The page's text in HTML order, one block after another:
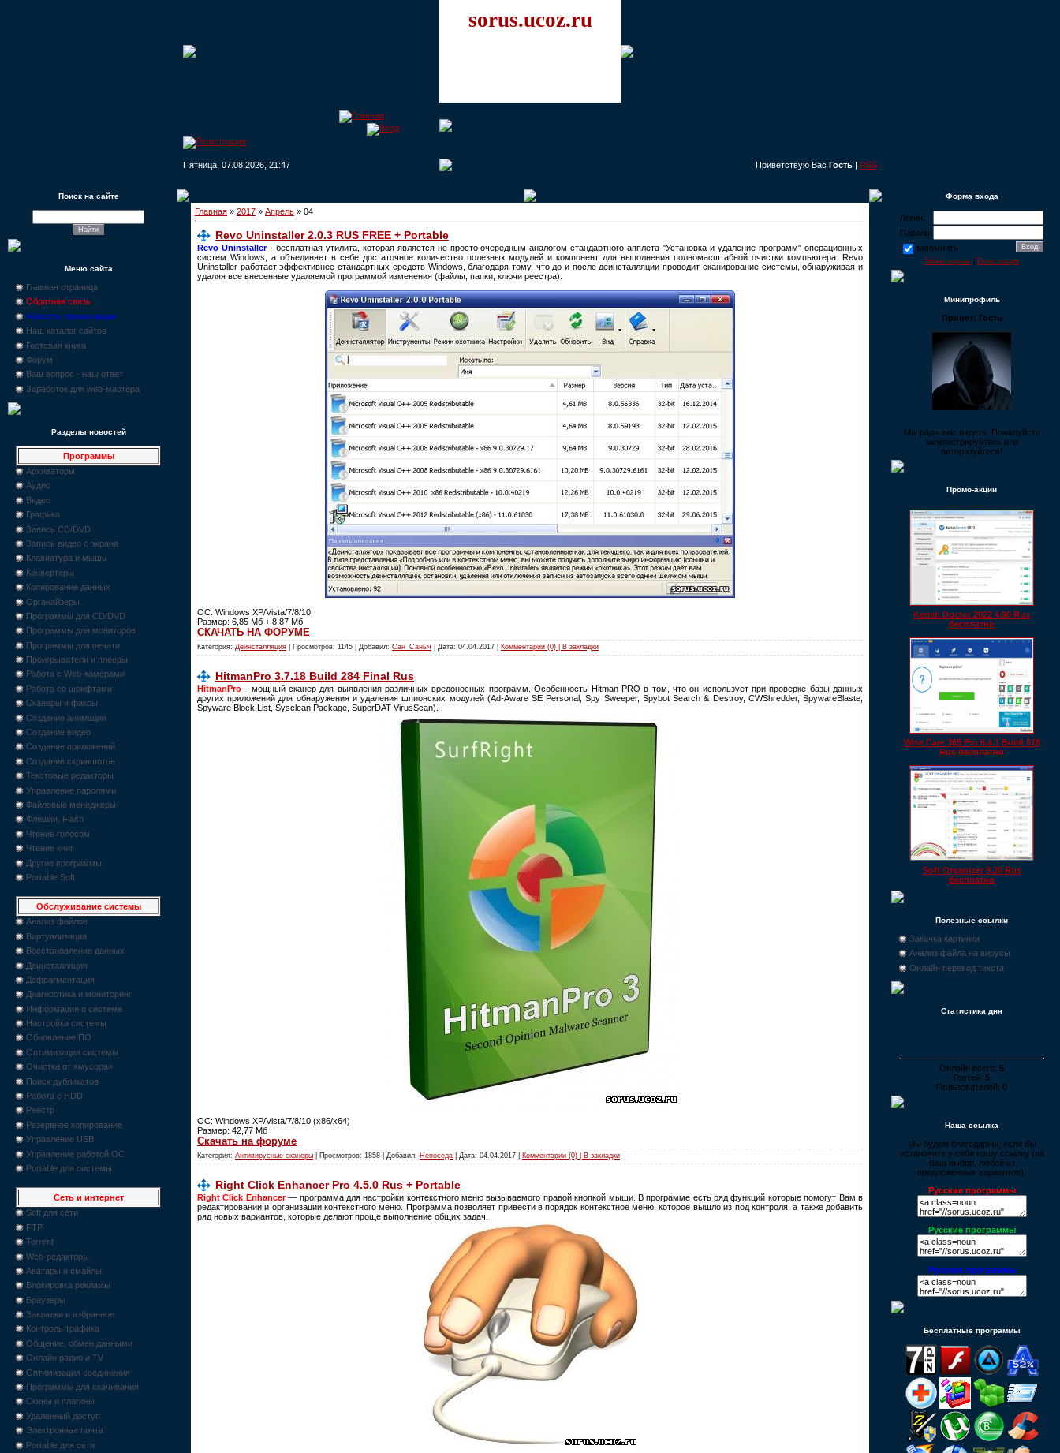
sorus.ucoz.ru
Пятница, 07.08.2026, 21:47 Приветствую Вас Гость | RSS
Поиск на сайте
Меню сайта
Главная страница
Обратная связь
Новости, промо-акции
Наш каталог сайтов
Гостевая книга
Форум
Ваш вопрос - наш ответ
Заработок для web-мастера
Разделы новостей
Программы
Архиваторы
Аудио
Видео
Графика
Запись CD/DVD
Запись видео с экрана
Клавиатура и мышь
Конвертеры
Копирование данных
Органайзеры
Программы для CD/DVD
Программы для мониторов
Программы для печати
Проигрыватели и плееры
Работа с Web-камерами
Работа со шрифтами
Сканеры и факсы
Создание анимации
Создание видео
Создание приложений
Создание скриншотов
Текстовые редакторы
Управление паролями
Файловые менеджеры
Флешки, Flash
Чтение голосом
Чтение книг
Другие программы
Portable Soft
Обслуживание системы
Анализ файлов
Виртуализация
Восстановление данных
Деинсталляция
Дефрагментация
Диагностика и мониторинг
Информация о системе
Настройка системы
Обновление ПО
Оптимизация системы
Очистка от «мусора»
Поиск дубликатов
Работа с HDD
Реестр
Резервное копирование
Управление USB
Управление работой ОС
Portable для системы
Сеть и интернет
Soft для сети
FTP
Torrent
Web-редакторы
Аватары и смайлы
Блокировка рекламы
Браузеры
Закладки и избранное
Контроль трафика
Общение, обмен данными
Онлайн радио и TV
Оптимизация соединения
Программы для скачивания
Скины и плагины
Удаленный доступ
Электронная почта
Portable для сети
Главная » 2017 » Апрель » 04
Revo Uninstaller 2.0.3 RUS FREE + Portable
Revo Uninstaller- бесплатная утилита, которая является не просто очередным аналогом стандартного апплета "Установка и удаление программ" операционных
систем Windows, а объединяет в себе достаточное количество полезных модулей и компонент для выполнения полномасштабной очистки компьютера. Revo
Uninstaller работает эффективнее стандартных средств Windows, благодаря тому, что до и после деинсталляции проводит сканирование системы, обнаруживая и
удаляя все внесенные удаляемой программой изменения (файлы, папки, ключи реестра).
ОС: Windows XP/Vista/7/8/10
Размер: 6,85 Мб + 8,87 Мб
СКАЧАТЬ НА ФОРУМЕ
Категория: Деинсталляция | Просмотров: 1145 | Добавил: Сан_Саныч | Дата: 04.04.2017 Комментарии (0) | В закладки
HitmanPro 3.7.18 Build 284 Final Rus
HitmanPro - мощный сканер для выявления различных вредоносных программ. Особенность Hitman PRO в том, что он использует при проверке базы данных
других приложений для обнаружения и удаления шпионских модулей (Ad-Aware SE Personal, Spy Sweeper, Spybot Search & Destroy, CWShredder, SpywareBlaste,
Spyware Block List, Sysclean Package, SuperDAT VirusScan).
ОС: Windows XP/Vista/7/8/10 (x86/x64)
Размер: 42,77 Мб
Скачать на форуме
Категория: Антивирусные сканеры | Просмотров: 1858 | Добавил: Непоседа | Дата: 04.04.2017 Комментарии (0) | В закладки
Right Click Enhancer Pro 4.5.0 Rus + Portable
Right Click Enhancer— программа для настройки контекстного меню вызываемого правой кнопкой мыши. В программе есть ряд функций которые помогут Вам в
редактировании и организации контекстного меню. Программа позволяет привести в порядок контекстное меню, которое вышло из под контроля, а также добавить
ряд новых вариантов, которые делают проще выполнение общих задач.
Форма входа
Логин:
Пароль:
запомнить
Забыл пароль Регистрация
Минипрофиль
Привет: Гость
Мы рады вас видеть. Пожалуйста
зарегистрируйтесь или
авторизуйтесь!
Промо-акции
Kerish Doctor 2022 4.90 Rus
бесплатно
Wise Care 365 Pro 6.4.1 Build 618
Rus бесплатно
Soft Organizer 9.20 Rus
бесплатно
Полезные ссылки
Закачка картинки
Анализ файла на вирусы
Онлайн перевод текста
Статистика дня
Онлайн всего: 5
Гостей: 5
Пользователей: 0
Наша ссылка
Мы будем благодарны, если Вы
установите у себя нашу ссылку (на
Ваш выбор, любой из
предложенных вариантов):
Русские программы
Русские программы
Русские программы
Бесплатные программы